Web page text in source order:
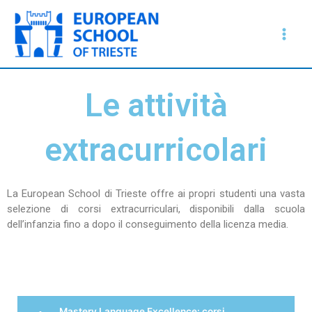
contenuto
Le attività
extracurricolari
La European School di Trieste offre ai propri studenti una vasta
selezione di corsi extracurriculari, disponibili dalla scuola
dell’infanzia fino a dopo il conseguimento della licenza media.